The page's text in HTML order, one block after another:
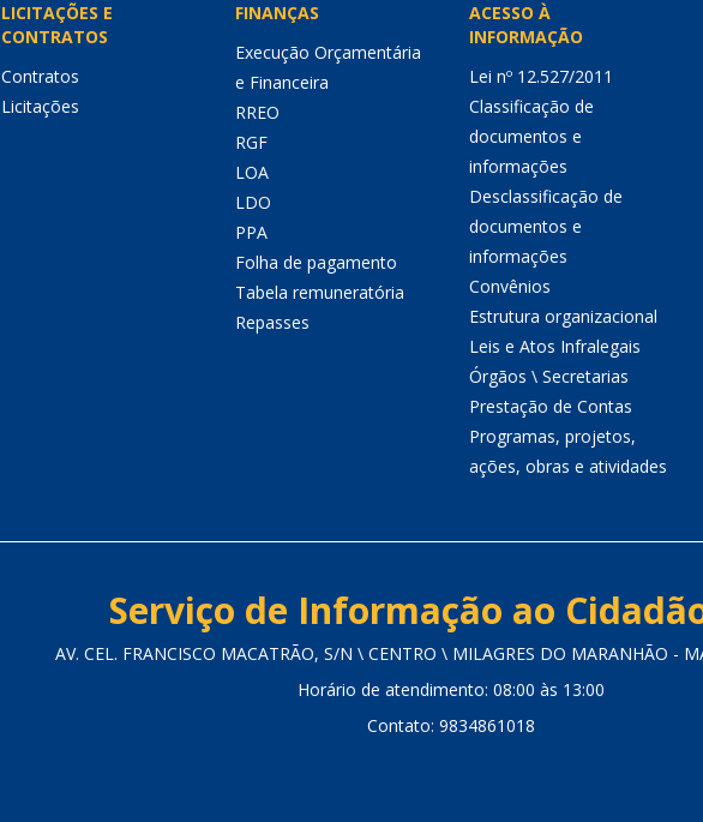
LICITAÇÕES E
CONTRATOS
Contratos
Licitações
FINANÇAS
Execução Orçamentária
e Financeira
RREO
RGF
LOA
LDO
PPA
Folha de pagamento
Tabela remuneratória
Repasses
ACESSO À
INFORMAÇÃO
Lei nº 12.527/2011
Classificação de
documentos e
informações
Desclassificação de
documentos e
informações
Convênios
Estrutura organizacional
Leis e Atos Infralegais
Órgãos \ Secretarias
Prestação de Contas
Programas, projetos,
ações, obras e atividades
Serviço de Informação ao
AV. CEL. FRANCISCO MACATRÃO, S/N \ CENTRO \ MILAGRES DO MARANHÃO -
Horário de atendimento: 08:00 às 13:00
Contato: 9834861018